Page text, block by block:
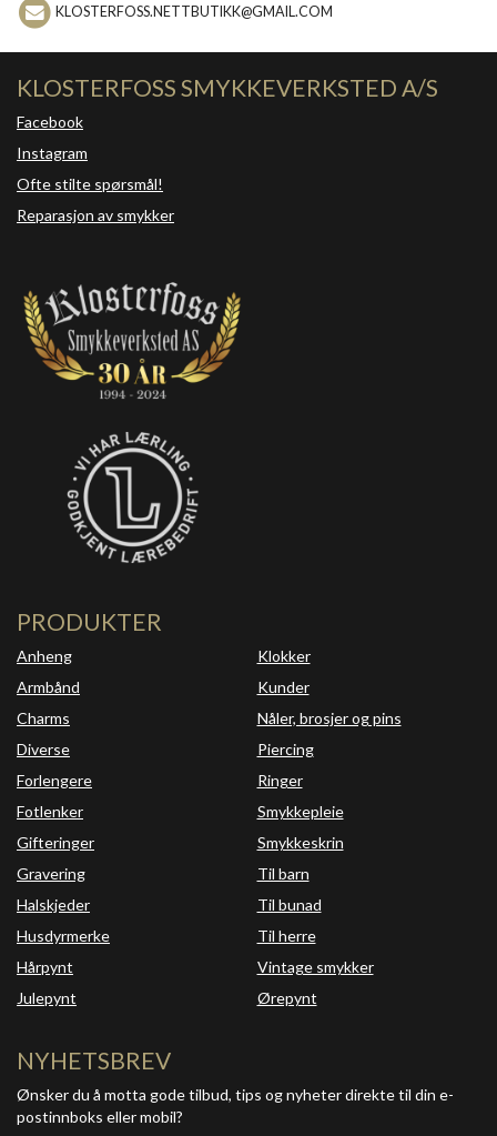
KLOSTERFOSS.NETTBUTIKK@GMAIL.COM
KLOSTERFOSS SMYKKEVERKSTED A/S
Facebook
Instagram
Ofte stilte spørsmål!
Reparasjon av smykker
PRODUKTER
Anheng
Armbånd
Charms
Diverse
Forlengere
Fotlenker
Gifteringer
Gravering
Halskjeder
Husdyrmerke
Hårpynt
Julepynt
Klokker
Kunder
Nåler, brosjer og pins
Piercing
Ringer
Smykkepleie
Smykkeskrin
Til barn
Til bunad
Til herre
Vintage smykker
Ørepynt
NYHETSBREV
Ønsker du å motta gode tilbud, tips og nyheter direkte til din e-
postinnboks eller mobil?